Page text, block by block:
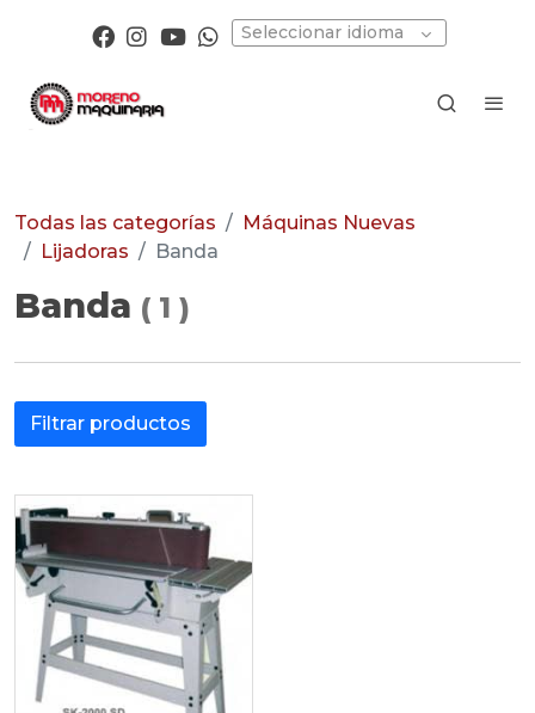
Seleccionar idioma
Todas las categorías
Máquinas Nuevas
Lijadoras
Banda
Banda ( 1 )
Filtrar productos